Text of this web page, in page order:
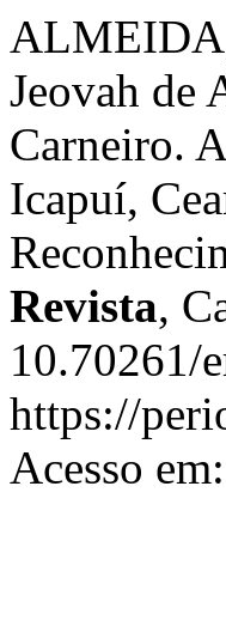
Jeovah de
Carneiro.
Icapuí,
Revista,
10.70261/
https://
Acesso